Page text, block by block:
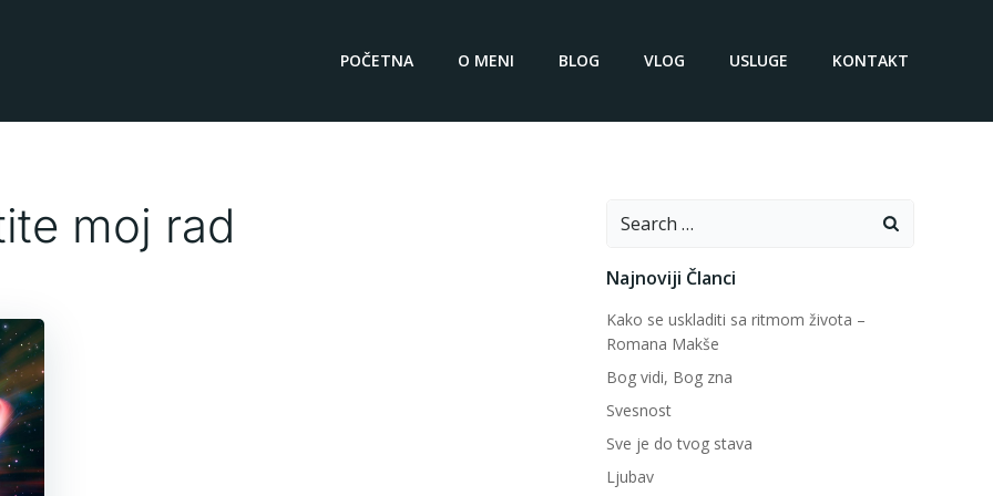
POČETNA O MENI BLOG VLOG USLUGE KONTAKT
moj rad
Search
Najnoviji Članci
Kako se uskladiti sa ritmom života –
Romana Makše
Bog vidi, Bog zna
Svesnost
Sve je do tvog stava
Ljubav